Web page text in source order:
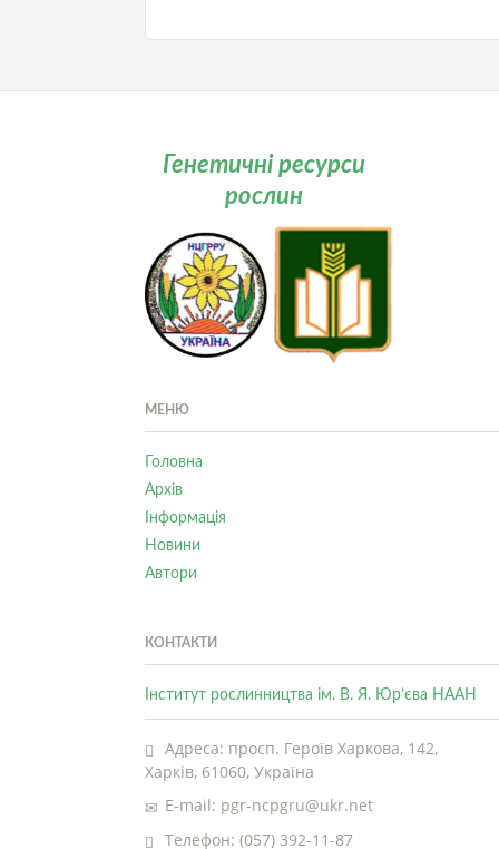
Генетичні ресурси
рослин
МЕНЮ
Головна
Архів
Інформація
Новини
Автори
КОНТАКТИ
Інститут рослинництва ім. В. Я. Юр’єва НААН
Адреса: просп. Героїв Харкова, 142,
Харків, 61060, Україна
E-mail: pgr-ncpgru@ukr.net
Телефон: (057) 392-11-87